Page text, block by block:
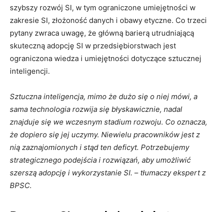
szybszy rozwój SI, w tym ograniczone umiejętności w
zakresie SI, złożoność danych i obawy etyczne. Co trzeci
pytany zwraca uwagę, że główną barierą utrudniającą
skuteczną adopcję SI w przedsiębiorstwach jest
ograniczona wiedza i umiejętności dotyczące sztucznej
inteligencji.
Sztuczna inteligencja, mimo że dużo się o niej mówi, a
sama technologia rozwija się błyskawicznie, nadal
znajduje się we wczesnym stadium rozwoju. Co oznacza,
że dopiero się jej uczymy. Niewielu pracowników jest z
nią zaznajomionych i stąd ten deficyt. Potrzebujemy
strategicznego podejścia i rozwiązań, aby umożliwić
szerszą adopcję i wykorzystanie SI. – tłumaczy ekspert z
BPSC.